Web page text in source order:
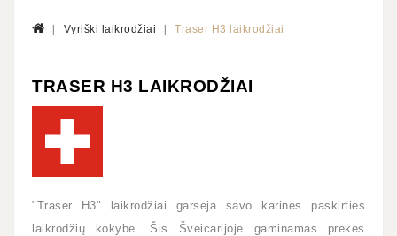
Vyriški laikrodžiai Traser H3 laikrodžiai
TRASER H3 LAIKRODŽIAI
"Traser H3" laikrodžiai garsėja savo karinės paskirties
laikrodžių kokybe. Šis Šveicarijoje gaminamas prekės